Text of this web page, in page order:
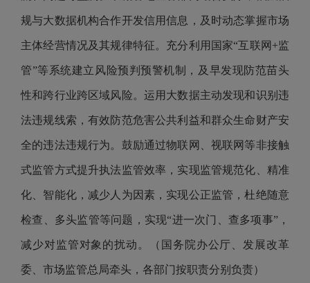
规与大数据机构合作开发信用信息，及时动态掌握市场
主体经营情况及其规律特征。充分利用国家“互联网+监
管”等系统建立风险预判预警机制，及早发现防范苗头
性和跨行业跨区域风险。运用大数据主动发现和识别违
法违规线索，有效防范危害公共利益和群众生命财产安
全的违法违规行为。鼓励通过物联网、视联网等非接触
式监管方式提升执法监管效率，实现监管规范化、精准
化、智能化，减少人为因素，实现公正监管，杜绝随意
检查、多头监管等问题，实现“进一次门、查多项事”，
减少对监管对象的扰动。（国务院办公厅、发展改革
委、市场监管总局牵头，各部门按职责分别负责）